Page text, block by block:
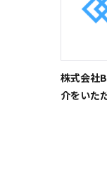
株式会社
介をいた